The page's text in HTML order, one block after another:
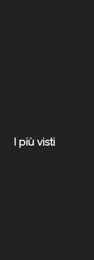
I più visti